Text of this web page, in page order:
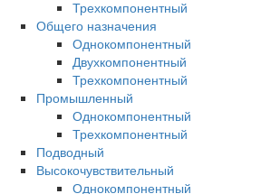
Трехкомпонентный
Общего назначения
Однокомпонентный
Двухкомпонентный
Трехкомпонентный
Промышленный
Однокомпонентный
Трехкомпонентный
Подводный
Высокочувствительный
Однокомпонентный